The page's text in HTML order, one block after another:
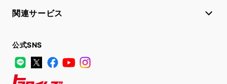
関連サービス
公式SNS
LINE
X FacebookYouTube